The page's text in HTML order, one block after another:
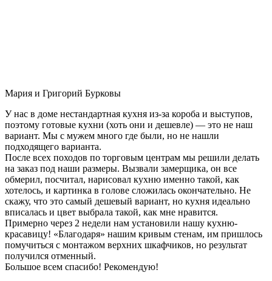
Мария и Григорий Бурковы
У нас в доме нестандартная кухня из-за короба и выступов,
поэтому готовые кухни (хоть они и дешевле) — это не наш
вариант. Мы с мужем много где были, но не нашли
подходящего варианта.
После всех походов по торговым центрам мы решили делать
на заказ под наши размеры. Вызвали замерщика, он все
обмерил, посчитал, нарисовал кухню именно такой, как
хотелось, и картинка в голове сложилась окончательно. Не
скажу, что это самый дешевый вариант, но кухня идеально
вписалась и цвет выбрала такой, как мне нравится.
Примерно через 2 недели нам установили нашу кухню-
красавицу! «Благодаря» нашим кривым стенам, им пришлось
помучиться с монтажом верхних шкафчиков, но результат
получился отменный.
Большое всем спасибо! Рекомендую!